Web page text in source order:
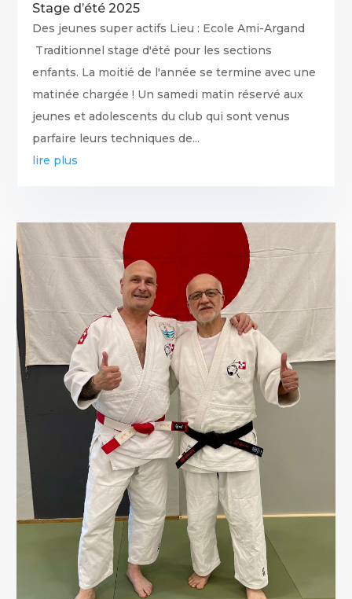
Stage d’été 2025
Des jeunes super actifs Lieu : Ecole Ami-Argand
Traditionnel stage d'été pour les sections
enfants. La moitié de l'année se termine avec une
matinée chargée ! Un samedi matin réservé aux
jeunes et adolescents du club qui sont venus
parfaire leurs techniques de...
lire plus